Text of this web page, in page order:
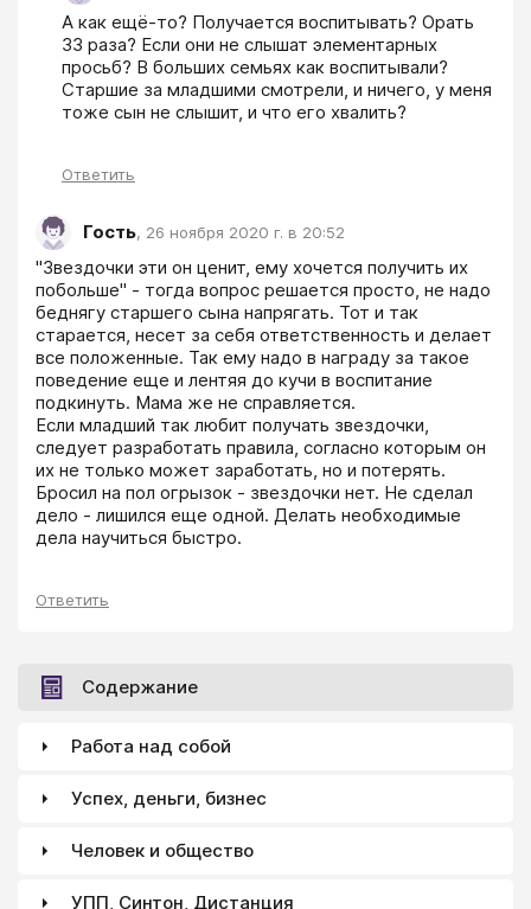
А как ещё-то? Получается воспитывать? Орать
33 раза? Если они не слышат элементарных
просьб? В больших семьях как воспитывали?
Старшие за младшими смотрели, и ничего, у меня
тоже сын не слышит, и что его хвалить?
Ответить
Гость, 26 ноября 2020 г. в 20:52
"Звездочки эти он ценит, ему хочется получить их
побольше" - тогда вопрос решается просто, не надо
беднягу старшего сына напрягать. Тот и так
старается, несет за себя ответственность и делает
все положенные. Так ему надо в награду за такое
поведение еще и лентяя до кучи в воспитание
подкинуть. Мама же не справляется.
Если младший так любит получать звездочки,
следует разработать правила, согласно которым он
их не только может заработать, но и потерять.
Бросил на пол огрызок - звездочки нет. Не сделал
дело - лишился еще одной. Делать необходимые
дела научиться быстро.
Ответить
Содержание
Работа над собой
Успех, деньги, бизнес
Человек и общество
УПП, Синтон, Дистанция